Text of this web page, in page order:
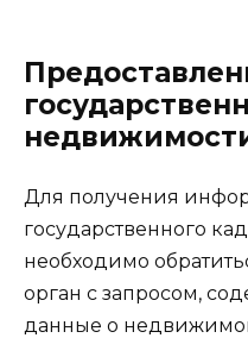
Для получения
государственного
необходимо
орган с запросом,
данные о